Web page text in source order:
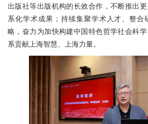
出版社等出版机构的长效合作，不断推出
系化学术成果；持续集聚学术人才、整合
略，奋力为加快构建中国特色哲学社会科
系贡献上海智慧、上海力量。